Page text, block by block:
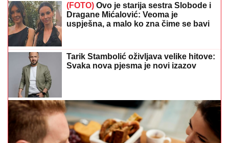
(FOTO) Ovo je starija sestra Slobode i
Dragane Mićalović: Veoma je
uspješna, a malo ko zna čime se bavi
Tarik Stambolić oživljava velike hitove:
Svaka nova pjesma je novi izazov